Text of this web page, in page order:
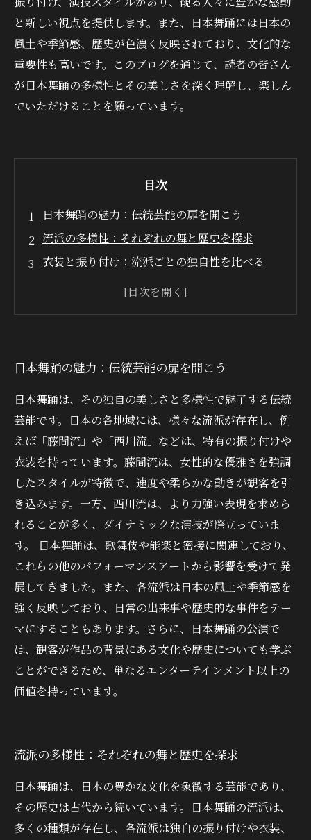
と新しい視点を提供します。また、日本舞踊には日本の
風土や季節感、歴史が色濃く反映されており、文化的な
重要性も高いです。このブログを通じて、読者の皆さん
が日本舞踊の多様性とその美しさを深く理解し、楽しん
でいただけることを願っています。
目次
日本舞踊の魅力：伝統芸能の扉を開こう
流派の多様性：それぞれの舞と歴史を探求
衣装と振り付け：流派ごとの独自性を比べる
日本舞踊と他のアートの関係：歌舞伎と能楽と
観る者への感動：日本舞踊から得られる新しい
視点
日本舞踊の美しさ：多様な流派を通じて学ぶ文
化的価値
日本舞踊の魅力：伝統芸能の扉を開こう
日本舞踊は、その独自の美しさと多様性で魅了する伝統
芸能です。日本の各地域には、様々な流派が存在し、例
えば「藤間流」や「西川流」などは、特有の振り付けや
衣装を持っています。藤間流は、女性的な優雅さを強調
したスタイルが特徴で、速度や柔らかな動きが観客を引
き込みます。一方、西川流は、より力強い表現を求めら
れることが多く、ダイナミックな演技が際立っていま
す。 日本舞踊は、歌舞伎や能楽と密接に関連しており、
これらの他のパフォーマンスアートから影響を受けて発
展してきました。また、各流派は日本の風土や季節感を
強く反映しており、日常の出来事や歴史的な事件をテー
マにすることもあります。さらに、日本舞踊の公演で
は、観客が作品の背景にある文化や歴史についても学ぶ
ことができるため、単なるエンターテインメント以上の
価値を持っています。
流派の多様性：それぞれの舞と歴史を探求
日本舞踊は、日本の豊かな文化を象徴する芸能であり、
その歴史は古代から続いています。日本舞踊の流派は、
多くの種類が存在し、各流派は独自の振り付けや衣装、